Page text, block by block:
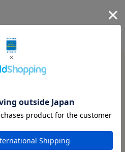
関連する記事